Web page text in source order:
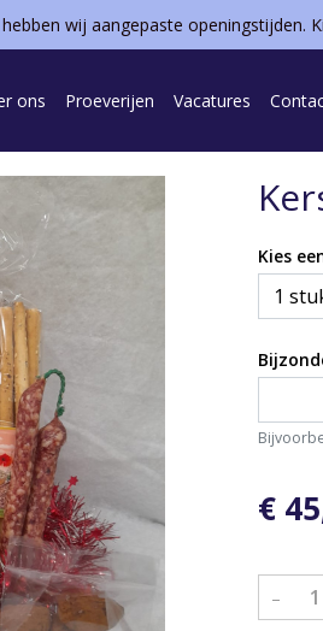
wij aangepaste openingstijden.
ons Proeverijen Vacatures
€
–